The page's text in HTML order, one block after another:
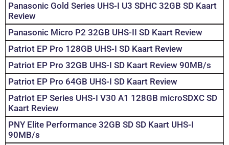
Panasonic Gold Series UHS-I U3 SDHC 32GB SD Kaart
Review
Panasonic Micro P2 32GB UHS-II SD Kaart Review
Patriot EP Pro 128GB UHS-I SD Kaart Review
Patriot EP Pro 32GB UHS-I SD Kaart Review 90MB/s
Patriot EP Pro 64GB UHS-I SD Kaart Review
Patriot EP Series UHS-I V30 A1 128GB microSDXC SD
Kaart Review
PNY Elite Performance 32GB SD SD Kaart UHS-I
90MB/s